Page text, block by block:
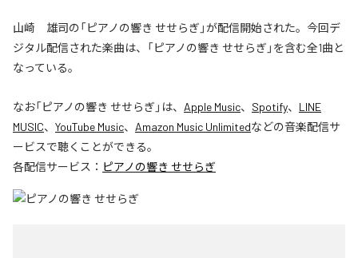
山崎 雄司の「ピアノの響き せせらぎ」が配信開始された。今回デ
ジタル配信された楽曲は、「ピアノの響き せせらぎ」を含む全1曲と
なっている。
なお「ピアノの響き せせらぎ 」は、 Apple Music、 Spotify、 LINE
MUSIC、 YouTube Music、 Amazon Music Unlimitedなどの音楽配信サ
ービスで聴くことができる。
各配信サービス： ピアノの響き せせらぎ